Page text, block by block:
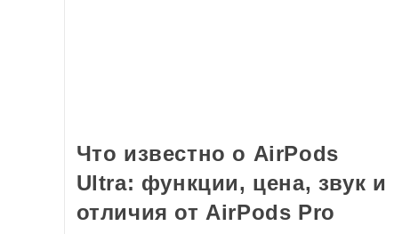
Что известно о AirPods
Ultra: функции, цена, звук и
отличия от AirPods Pro